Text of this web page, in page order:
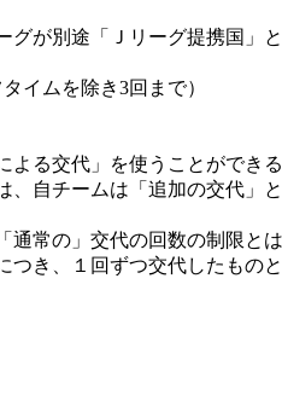
グが別途「Ｊリーグ提携国
イムを除き3回まで）
よる交代」を使うことがで
自チームは「追加の交代
通常の」交代の回数の制限
き、１回ずつ交代したもの